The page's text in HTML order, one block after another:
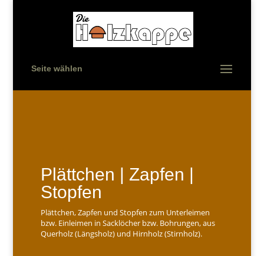
Seite wählen
Plättchen | Zapfen |
Stopfen
Plättchen, Zapfen und Stopfen zum Unterleimen
bzw. Einleimen in Sacklöcher bzw. Bohrungen, aus
Querholz (Längsholz) und Hirnholz (Stirnholz).